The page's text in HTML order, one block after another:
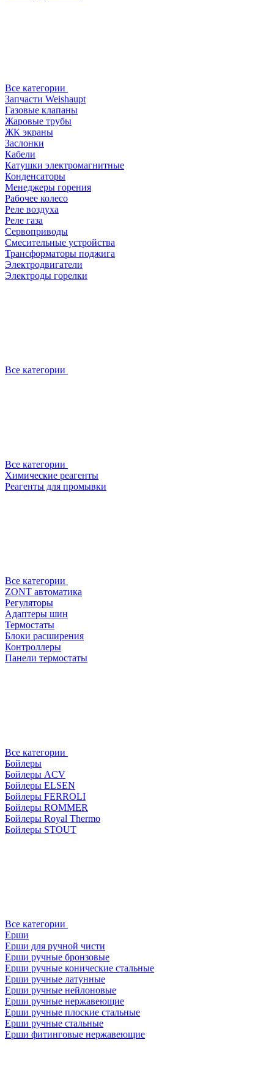
Все категории
Запчасти Weishaupt
Газовые клапаны
Жаровые трубы
ЖК экраны
Заслонки
Кабели
Катушки электромагнитные
Конденсаторы
Менеджеры горения
Рабочее колесо
Реле воздухa
Реле газа
Сервоприводы
Смесительные устройства
Трансформаторы поджига
Электродвигатели
Электроды горелки
Все категории
Все категории
Химические реагенты
Реагенты для промывки
Все категории
ZONT автоматика
Регуляторы
Адаптеры шин
Термостаты
Блоки расширения
Контроллеры
Панели термостаты
Все категории
Бойлеры
Бойлеры ACV
Бойлеры ELSEN
Бойлеры FERROLI
Бойлеры ROMMER
Бойлеры Royal Thermo
Бойлеры STOUT
Все категории
Ерши
Ерши для ручной чисти
Ерши ручные бронзовые
Ерши ручные конические стальные
Ерши ручные латунные
Ерши ручные нейлоновые
Ерши ручные нержавеющие
Ерши ручные плоские стальные
Ерши ручные стальные
Ерши фитинговые нержавеющие